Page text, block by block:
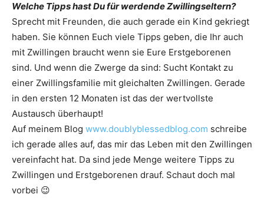
Welche Tipps hast Du für werdende Zwillingseltern?
Sprecht mit Freunden, die auch gerade ein Kind gekriegt
haben. Sie können Euch viele Tipps geben, die Ihr auch
mit Zwillingen braucht wenn sie Eure Erstgeborenen
sind. Und wenn die Zwerge da sind: Sucht Kontakt zu
einer Zwillingsfamilie mit gleichalten Zwillingen. Gerade
in den ersten 12 Monaten ist das der wertvollste
Austausch überhaupt!
Auf meinem Blog www.doublyblessedblog.com schreibe
ich gerade alles auf, das mir das Leben mit den Zwillingen
vereinfacht hat. Da sind jede Menge weitere Tipps zu
Zwillingen und Erstgeborenen drauf. Schaut doch mal
vorbei 😉